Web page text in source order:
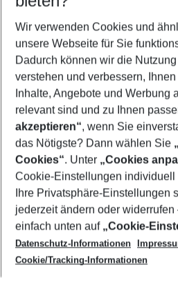
2 Erwachsene Keine Kinder
Mehr Filter
Footer
Footer navigation
Über uns
AGB
Cookie-Einstellungen ändern
Cookie-Richtlinie
Datenschutz
Service & Hilfe
Barrierefreies Reisen
Check-in
Folgen Sie uns
Wir verwenden Cookies und
unsere Webseite für Sie
Dadurch können wir die
verstehen und verbessern,
Inhalte, Angebote und Werbung
relevant sind und zu Ihnen
akzeptieren“, wenn Sie
das Nötigste? Dann wählen Sie
Cookies“. Unter „Cookies
Cookie-Einstellungen individuell
Ihre Privatsphäre-Einstellungen
jederzeit ändern oder
einfach unten auf „Cookie-
Datenschutz-Informationen
Cookie/Tracking-Informationen